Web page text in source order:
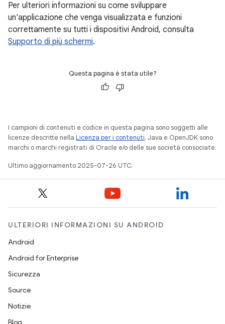
Per ulteriori informazioni su come sviluppare
un'applicazione che venga visualizzata e funzioni
correttamente su tutti i dispositivi Android, consulta
Supporto di più schermi.
Questa pagina è stata utile?
I campioni di contenuti e codice in questa pagina sono soggetti alle
licenze descritte nella Licenza per i contenuti. Java e OpenJDK sono
marchi o marchi registrati di Oracle e/o delle sue società consociate.
Ultimo aggiornamento 2025-07-26 UTC.
ULTERIORI INFORMAZIONI SU ANDROID
Android
Android for Enterprise
Sicurezza
Source
Notizie
Blog